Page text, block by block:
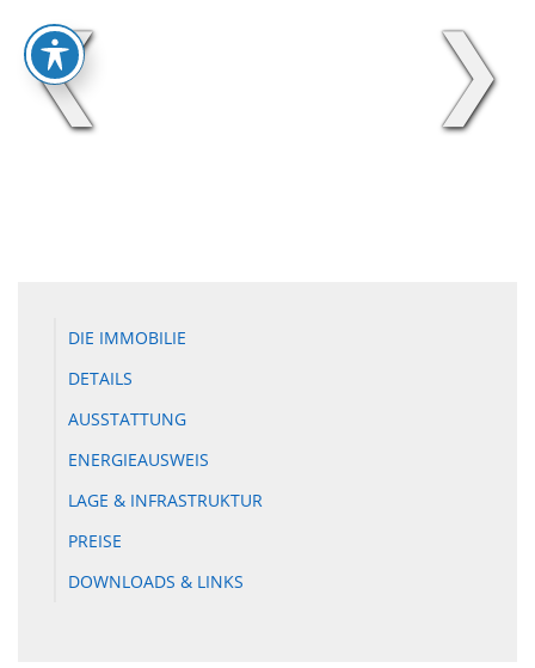
❮ ❯
DIE IMMOBILIE
DETAILS
AUSSTATTUNG
ENERGIEAUSWEIS
LAGE & INFRASTRUKTUR
PREISE
DOWNLOADS & LINKS